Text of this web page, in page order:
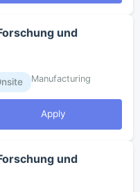
und
Manufacturing
Apply
und